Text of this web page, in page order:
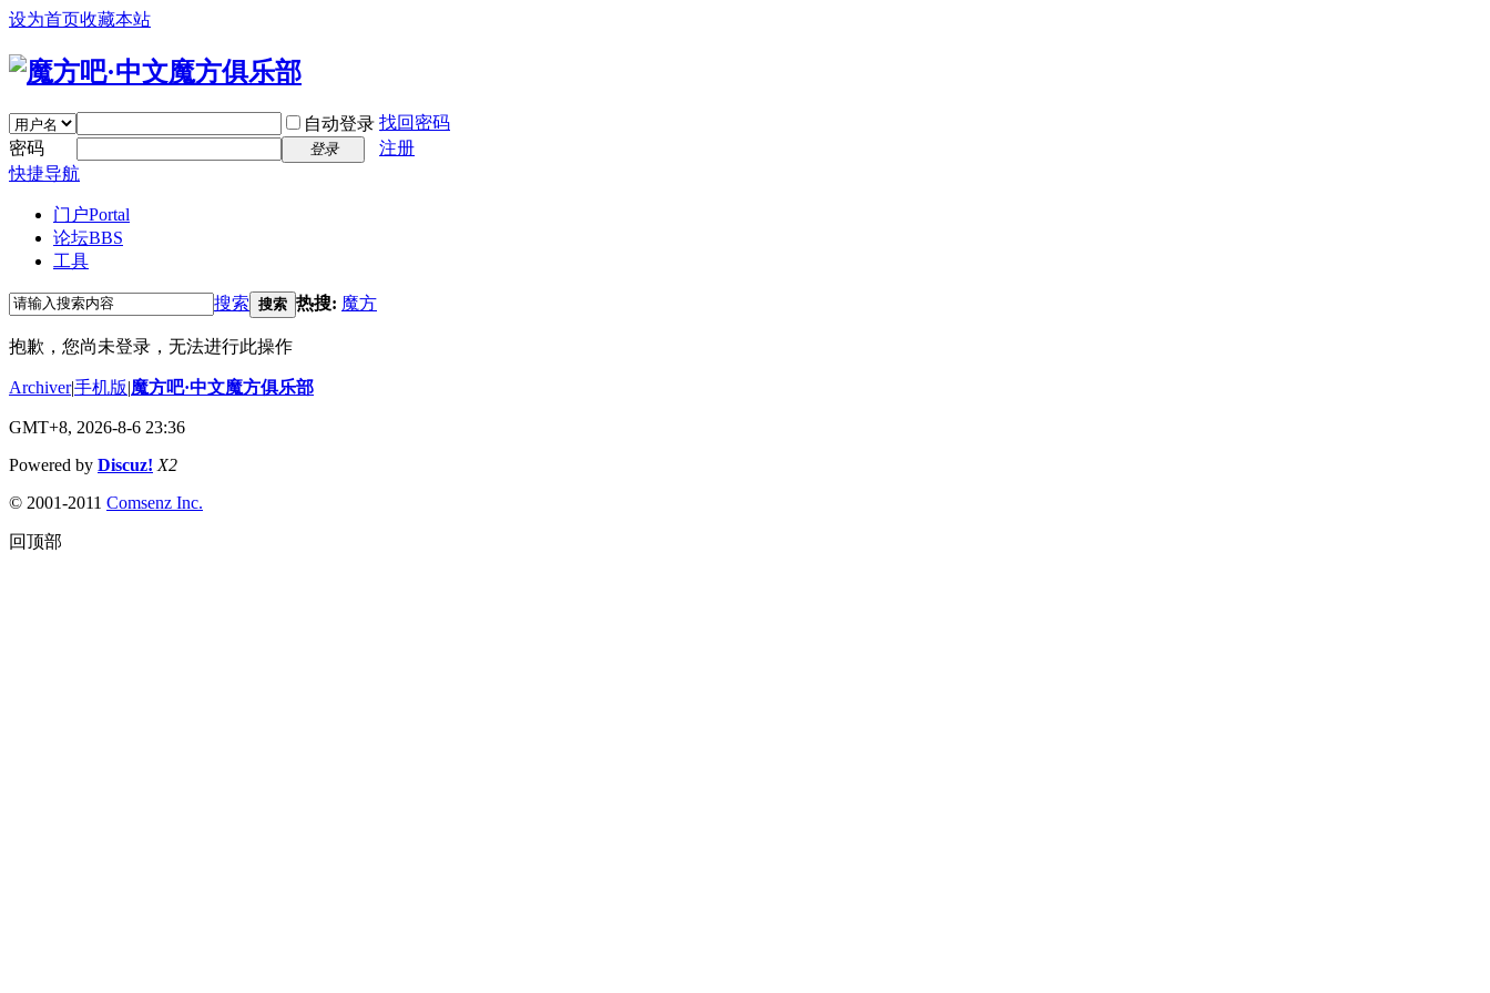
设为首页收藏本站
自动登录 找回密码
密码
登录
注册
快捷导航
门户Portal
论坛BBS
工具
搜索 搜索 热搜: 魔方
抱歉，您尚未登录，无法进行此操作
Archiver|手机版|魔方吧·中文魔方俱乐部
GMT+8, 2026-8-6 23:36
Powered by Discuz! X2
© 2001-2011 Comsenz Inc.
回顶部